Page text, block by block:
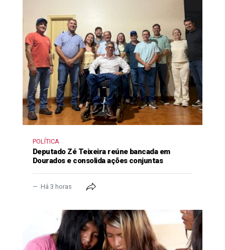
POLÍTICA
Deputado Zé Teixeira reúne bancada em
Dourados e consolida ações conjuntas
Há 3 horas